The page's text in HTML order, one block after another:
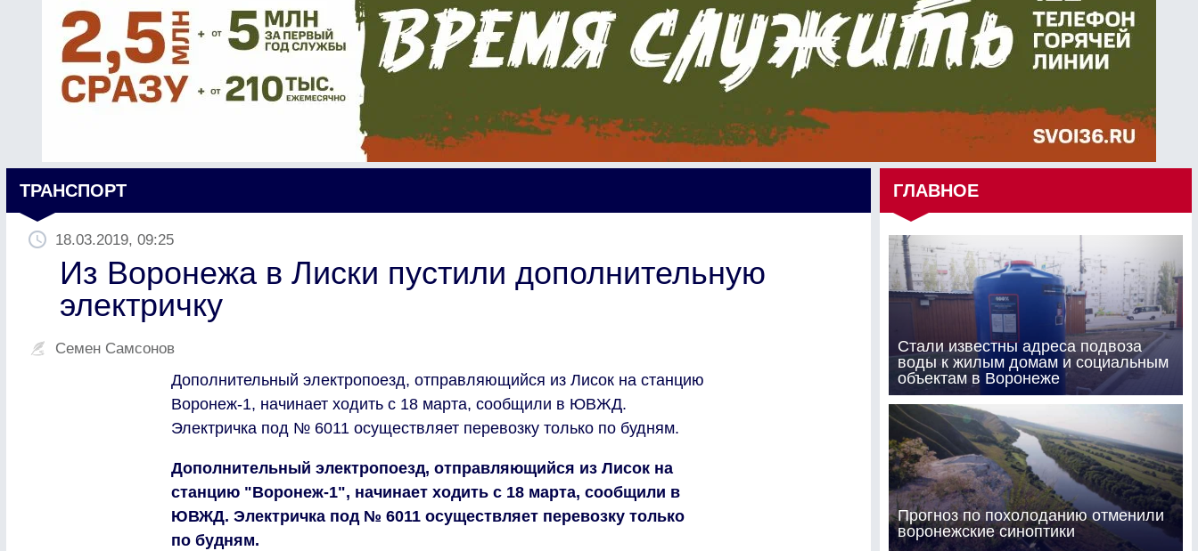
ТРАНСПОРТ
18.03.2019, 09:25
Из Воронежа в Лиски пустили дополнительную
электричку
Семен Самсонов
Дополнительный электропоезд, отправляющийся из Лисок на станцию
Воронеж-1, начинает ходить с 18 марта, сообщили в ЮВЖД.
Электричка под № 6011 осуществляет перевозку только по будням.
Дополнительный электропоезд, отправляющийся из Лисок на
станцию "Воронеж-1", начинает ходить с 18 марта, сообщили в
ЮВЖД. Электричка под № 6011 осуществляет перевозку только
по будням.
ГЛАВНОЕ
Стали известны адреса подвоза
воды к жилым домам и социальным
объектам в Воронеже
Прогноз по похолоданию отменили
воронежские синоптики